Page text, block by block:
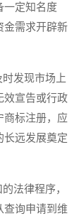
一定知名度
金需求开辟新
发现市场上
效宣告或行政
商标注册，应
长远发展奠定
法律程序，
查询申请到维